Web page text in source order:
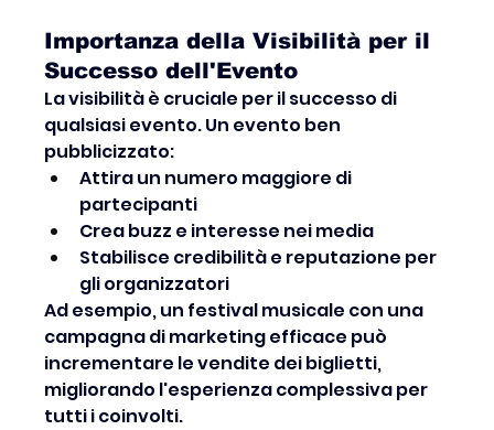
Importanza della Visibilità per il
Successo dell'Evento
La visibilità è cruciale per il successo di
qualsiasi evento. Un evento ben
pubblicizzato:
Attira un numero maggiore di
partecipanti
Crea buzz e interesse nei media
Stabilisce credibilità e reputazione per
gli organizzatori
Ad esempio, un festival musicale con una
campagna di marketing efficace può
incrementare le vendite dei biglietti,
migliorando l'esperienza complessiva per
tutti i coinvolti.